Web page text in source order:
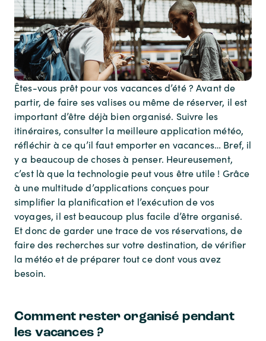
Êtes-vous prêt pour vos vacances d’été ? Avant de
partir, de faire ses valises ou même de réserver, il est
important d’être déjà bien organisé. Suivre les
itinéraires, consulter la meilleure application météo,
réfléchir à ce qu’il faut emporter en vacances… Bref, il
y a beaucoup de choses à penser. Heureusement,
c’est là que la technologie peut vous être utile ! Grâce
à une multitude d’applications conçues pour
simplifier la planification et l’exécution de vos
voyages, il est beaucoup plus facile d’être organisé.
Et donc de garder une trace de vos réservations, de
faire des recherches sur votre destination, de vérifier
la météo et de préparer tout ce dont vous avez
besoin.
Comment rester organisé pendant
les vacances ?